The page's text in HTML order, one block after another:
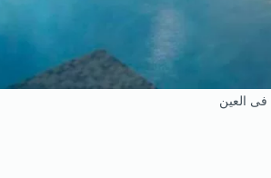
العين